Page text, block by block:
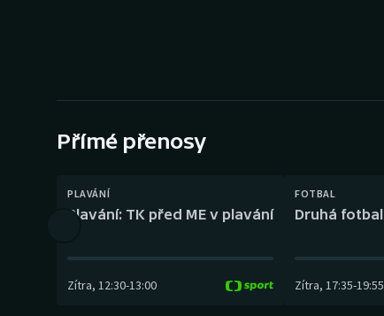
Gymnastika
Přímé přenosy
PLAVÁNÍ
Plavání: TK před ME v plavání
Zítra, 12:30-13:00
FOTBAL
Druhá
Zítra, 17:35-19:55